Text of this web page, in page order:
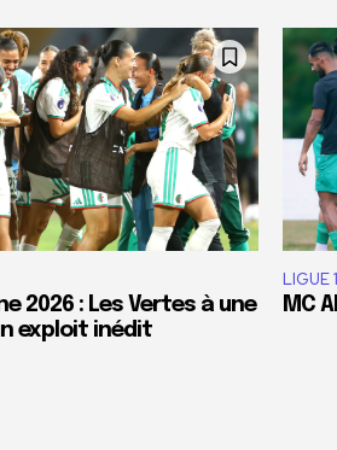
2026 : Les Vertes à une
exploit inédit
LIGUE 1
MC